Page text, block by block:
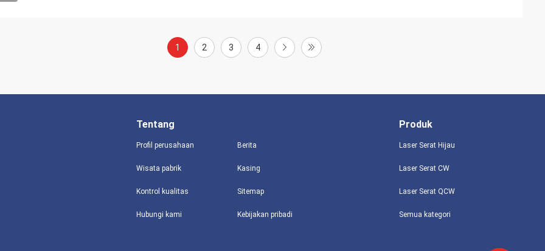
1 2 3 4
Tentang
Profil perusahaan
Wisata pabrik
Kontrol kualitas
Hubungi kami
Berita
Kasing
Sitemap
Kebijakan pribadi
Produk
Laser Serat Hijau
Laser Serat CW
Laser Serat QCW
Semua kategori